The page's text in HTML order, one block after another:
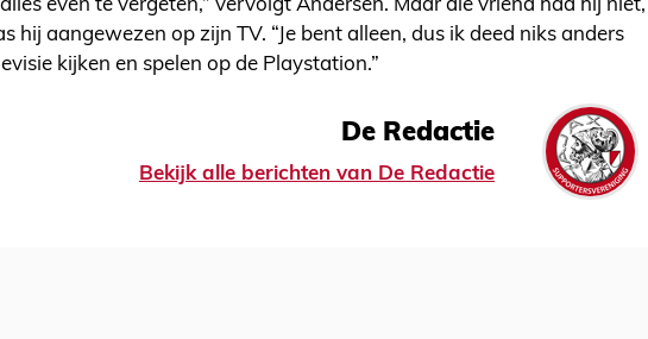
even te vergeten,” vervolgt Andersen. Maar die vriend had hij niet,
hij aangewezen op zijn TV. “Je bent alleen, dus ik deed niks anders
kijken en spelen op de Playstation.”
De Redactie
Bekijk alle berichten van De Redactie